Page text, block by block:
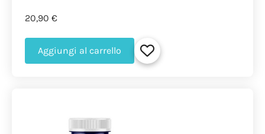
20,90 €
Aggiungi al carrello